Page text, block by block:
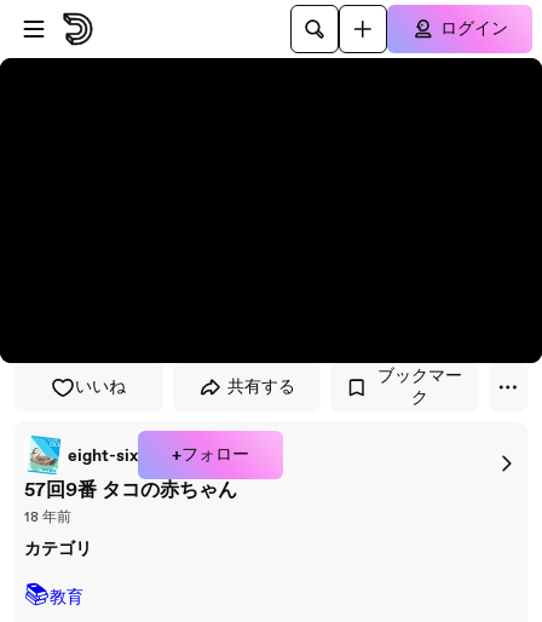
プレイヤーにスキップ
メインコンテンツにスキップ
ログイン
いいね 共有する
ブックマー
ク
eight-six +フォロー
57回9番 タコの赤ちゃん
18 年前
カテゴリ
📚教育